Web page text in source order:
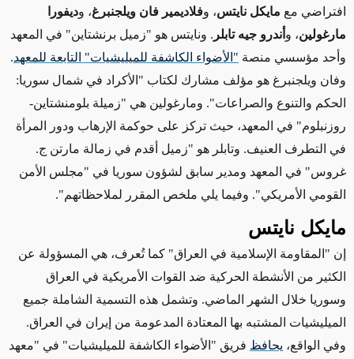
افتراضي مع مايكل نايتس، وفلاديمير فان ويلجنبرغ، وديفورا
مارغولين، و أندرو جيه تابلر . ونايتس هو "زميل برنشتاين" في المعهد
وأحد مؤسسي منصة "الأضواء الكاشفة للميليشيات" التابعة للمعهد.
وفان ويلجنبرغ هو مؤلف مشارك لكتاب "الأكراد في شمال سوريا:
الحكم والتنوع والصراعات". ومارغولين هي "زميلة بلومنشتاين-
روزنبلوم" في المعهد، حيث تركز على حوكمة الإرهاب ودور المرأة
في التطرف العنيف. وتابلر هو "زميل أقدم في زمالة مارتن ج.
غروس" في المعهد ومدير سابق لشؤون سوريا في "مجلس الأمن
القومي الأمريكي". وفيما يلي ملخص المقرر لملاحظاتهم".
مايكل نايتس
إن "المقاومة الإسلامية في العراق" كما تُعرف، هي المسؤولة عن
الكثير من الأنشطة الحركية ضد القوات الأمريكية في العراق
وسوريا خلال الشهر الماضي. وتشمل هذه التسمية الشاملة جميع
الميليشيات المشتبه بها المعتادة المدعومة من إيران في العراق.
وفي الواقع، يحافظ فريق "الأضواء الكاشفة للميليشيات" في "معهد